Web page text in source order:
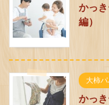
かっ
編）
大柿
かっ